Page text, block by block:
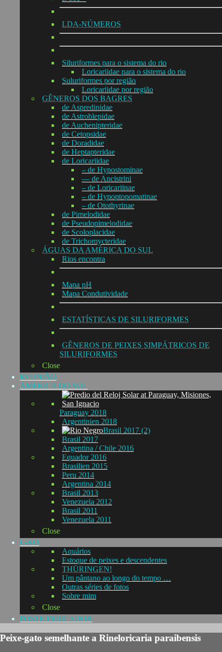
LDA-NÚMEROS
Siluriformes para o sistema do rio
Loricariidae para o sistema do rio
Suluriformes por região
Loricariidae por região
GÊNEROS DOS BAGRES
de Aspredinidae
de Astroblepidae
de Auchenipteridae
de Cetopsidae
de Doradidae
de Heptapteridae
de Loricariidae
– de Hypostominae
— de Ancistrini
– de Loricariinae
– de Hypoptopomatinae
– de Otothyrinae
de Pimelodidae
de Pseudopimelodidae
de Scoloplacidae
de Trichomycteridae
ÁGUAS DA AMÉRICA DO SUL
Rios encontra
Mapa pH
Mapa Condutividade
ESTATÍSTICAS DE SILURIFORMES
GÊNEROS DE PEIXES SIMPÁTRICOS DE
SILURIFORMES
Close
REUNIÃO
ÁMÉRICA DO SUL
Paraguay 2018
Argentinien 2018
Brasil 2017 (2)
Brasil 2017
Argentina / Chile 2016
Equador 2016
Brasilien 2015
Peru 2014
Argentina 2014
Brasil 2013
Venezuela 2012
Brasil 2011
Venezuela 2011
Close
L-KO
Aquários
Estoque de peixes e descendentes
THÜRINGEN!
Um pântano ao longo do tempo …
Outras séries de fotos
Sobre mim
Close
POSTE INDICADOR
Peixe-gato semelhante a Rineloricaria paraibensis